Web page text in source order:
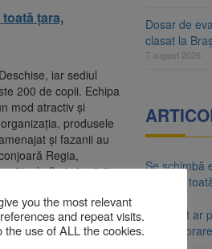
țara,
iar sediul
200 de copii. Echipa
mod atractiv şi
produsele
şi fazanii au
Regia,
de flori şi puieţi
specifice
Nivelul
Dosar de
clasat la
7 august 2026
Se schimbă
unice în
8 august
you the most relevant
and repeat visits.
the use of ALL the cookies.